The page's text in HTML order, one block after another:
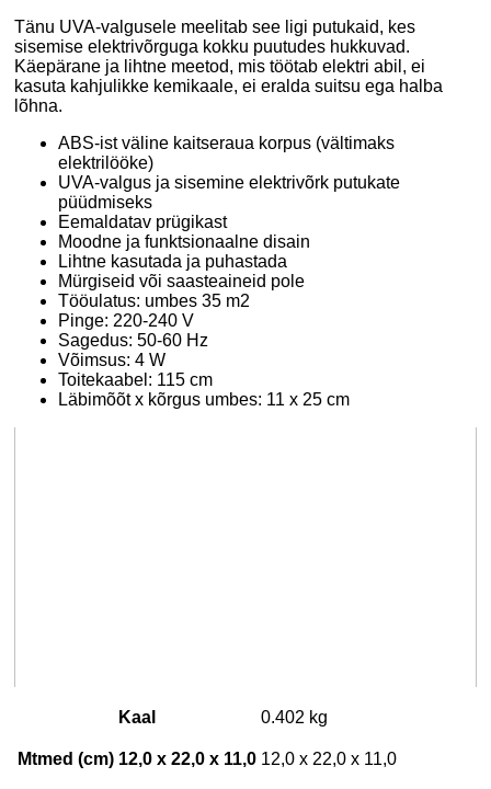
Tänu UVA-valgusele meelitab see ligi putukaid, kes
sisemise elektrivõrguga kokku puutudes hukkuvad.
Käepärane ja lihtne meetod, mis töötab elektri abil, ei
kasuta kahjulikke kemikaale, ei eralda suitsu ega halba
lõhna.
ABS-ist väline kaitseraua korpus (vältimaks
elektrilööke)
UVA-valgus ja sisemine elektrivõrk putukate
püüdmiseks
Eemaldatav prügikast
Moodne ja funktsionaalne disain
Lihtne kasutada ja puhastada
Mürgiseid või saasteaineid pole
Tööulatus: umbes 35 m2
Pinge: 220-240 V
Sagedus: 50-60 Hz
Võimsus: 4 W
Toitekaabel: 115 cm
Läbimõõt x kõrgus umbes: 11 x 25 cm
Kaal 0.402 kg
Mtmed (cm) 12,0 x 22,0 x 11,0 12,0 x 22,0 x 11,0